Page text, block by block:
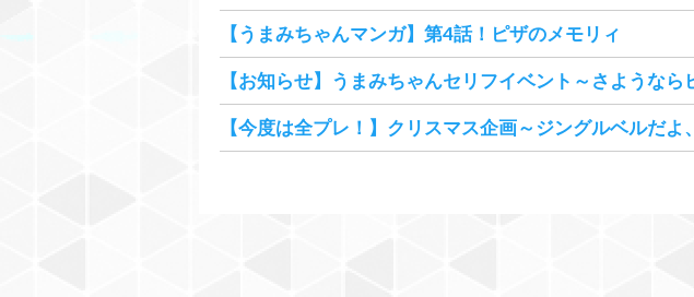
【うまみちゃんマンガ】第4話！ピザのメモリィ
【お知らせ】うまみちゃんセリフイベント～さようなら
【今度は全プレ！】クリスマス企画～ジングルベルだよ